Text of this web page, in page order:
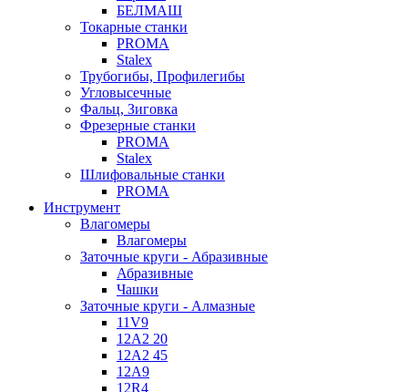
БЕЛМАШ
Токарные станки
PROMA
Stalex
Трубогибы, Профилегибы
Угловысечные
Фальц, Зиговка
Фрезерные станки
PROMA
Stalex
Шлифовальные станки
PROMA
Инструмент
Влагомеры
Влагомеры
Заточные круги - Абразивные
Абразивные
Чашки
Заточные круги - Алмазные
11V9
12A2 20
12A2 45
12A9
12R4